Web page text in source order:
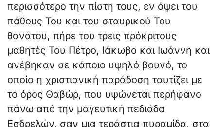
περισσότερο την πίστη τους, εν όψει του
πάθους Του και του σταυρικού Του
θανάτου, πήρε του τρεις πρόκριτους
μαθητές Του Πέτρο, Ιάκωβο και Ιωάννη και
ανέβηκαν σε κάποιο υψηλό βουνό, το
οποίο η χριστιανική παράδοση ταυτίζει με
το όρος Θαβώρ, που υψώνεται περήφανο
πάνω από την μαγευτική πεδιάδα
Εσδρελών, σαν μια τεράστια πυραμίδα, στα